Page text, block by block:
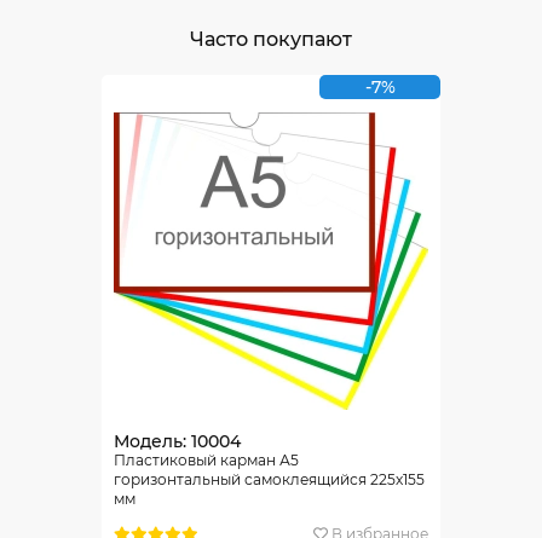
Часто покупают
-7%
Модель: 10004
Пластиковый карман А5
горизонтальный самоклеящийся 225х155
мм
В избранное